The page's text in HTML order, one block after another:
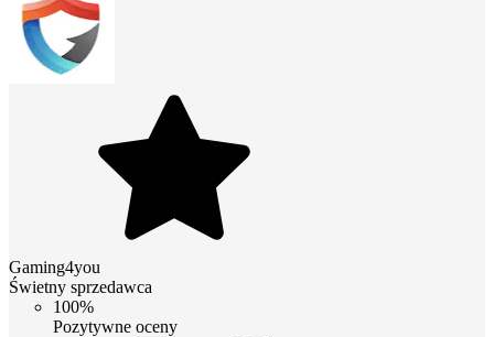
Gaming4you
Świetny sprzedawca
100%
Pozytywne oceny